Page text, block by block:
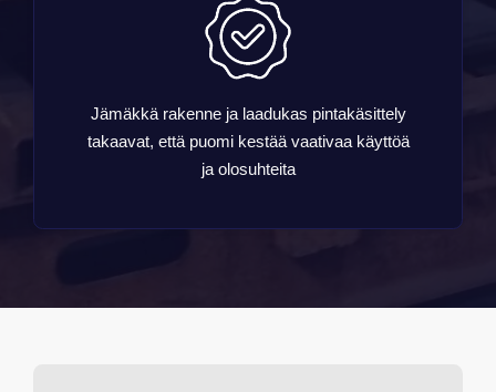
Jämäkkä rakenne ja laadukas pintakäsittely
takaavat, että puomi kestää vaativaa käyttöä
ja olosuhteita